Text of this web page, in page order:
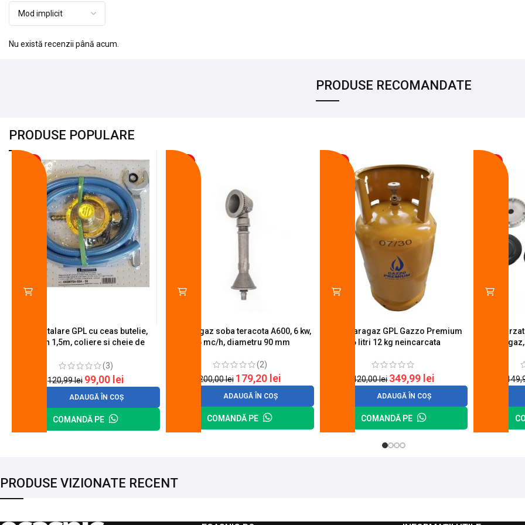
Nu există recenzii până acum.
PRODUSE RECOMANDATE
PRODUSE POPULARE
Kit instalare GPL cu ceas butelie,
furtun 1,5m, coliere si cheie de
(3)
120,99lei 99,00 lei
ADAUGĂ ÎN COȘ
COMANDĂ PE
Arzator gaz soba teracota A600, 6 kw,
0.6 mc/h, diametru 90 mm
(2)
200,00lei 179,20 lei
ADAUGĂ ÎN COȘ
COMANDĂ PE
Butelie aragaz GPL Gazzo Premium
26 litri 12 kg neincarcata
420,00lei 349,99 lei
ADAUGĂ ÎN COȘ
COMANDĂ PE
Set 4
PRODUSE VIZIONATE RECENT